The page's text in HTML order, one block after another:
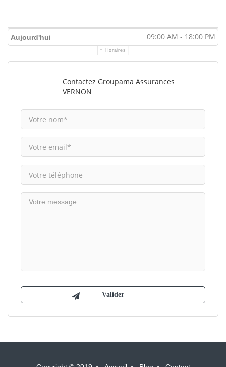
Aujourd'hui 09:00 AM - 18:00 PM
Horaires
Contactez Groupama Assurances
VERNON